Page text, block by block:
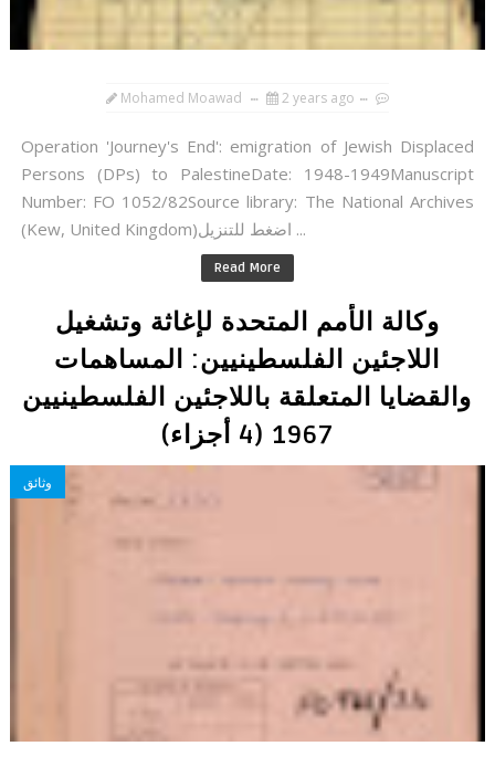
Mohamed Moawad 2 years ago
Operation 'Journey's End': emigration of Jewish Displaced
Persons (DPs) to PalestineDate: 1948-1949Manuscript
Number: FO 1052/82Source library: The National Archives
(Kew, United Kingdom)اضغط للتنزيل ...
Read More
وكالة الأمم المتحدة لإغاثة وتشغيل
اللاجئين الفلسطينيين: المساهمات
والقضايا المتعلقة باللاجئين الفلسطينيين
1967 (4 أجزاء)
وثائق